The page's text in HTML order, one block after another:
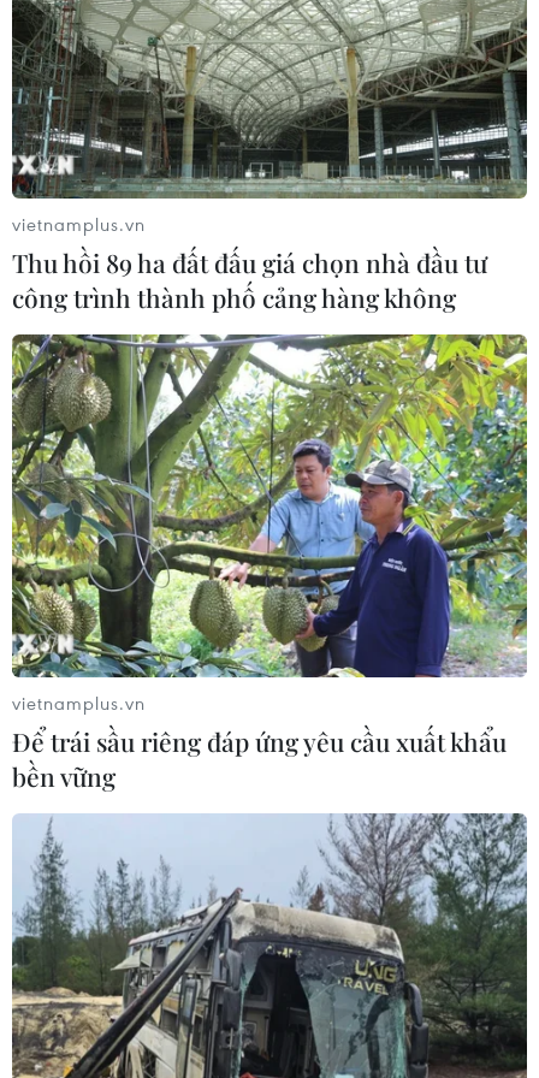
TIN CÙNG CHUYÊN MỤC
Lào Cai: Đứt gãy 30m đường
tỉnh 161 sau mưa lớn, giao thông bị
chia cắt
07/08/2026 10:08
Đã xác định phương tiện khiến hàng
loạt ôtô thủng lốp trên cao tốc Bắc-
Nam
07/08/2026 10:03
vietnamplus.vn
Thu hồi 89 ha đất đấu giá chọn nhà đầu tư
công trình thành phố cảng hàng không
vietnamplus.vn
Để trái sầu riêng đáp ứng yêu cầu xuất khẩu
bền vững